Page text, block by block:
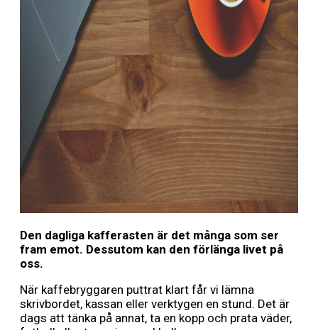
Den dagliga kafferasten är det många som ser
fram emot. Dessutom kan den förlänga livet på
oss.
När kaffebryggaren puttrat klart får vi lämna
skrivbordet, kassan eller verktygen en stund. Det är
dags att tänka på annat, ta en kopp och prata väder,